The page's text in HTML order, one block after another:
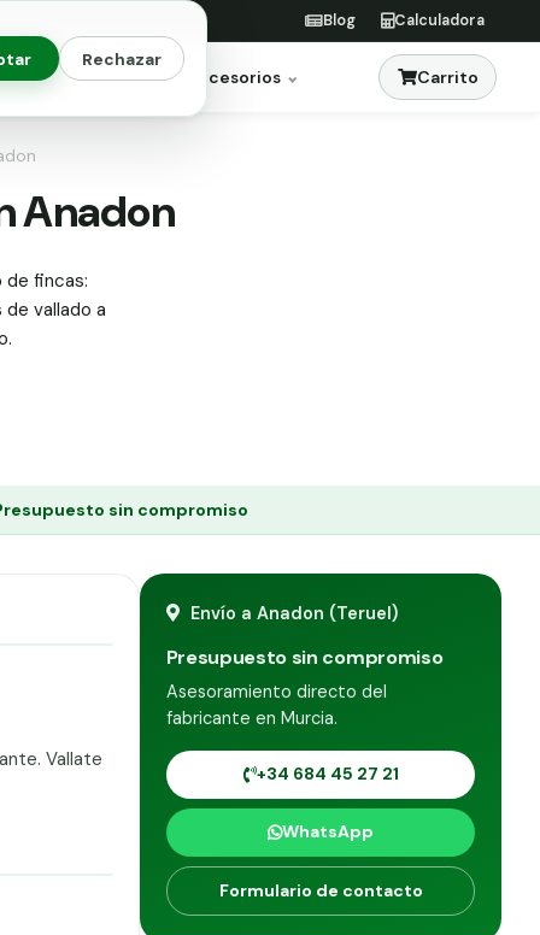
Rechazar
Blog Calculadora
Jardinería Accesorios Carrito
Anadon
de fincas:
vallado a
sin compromiso
Vallate
Envío a Anadon (Teruel)
Presupuesto sin compromiso
Asesoramiento directo del
fabricante en Murcia.
+34 684 45 27 21
WhatsApp
Formulario de contacto